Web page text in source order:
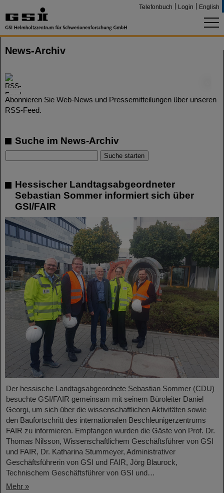
Telefonbuch Login English
News-Archiv
Abonnieren Sie Web-News und Pressemitteilungen über unseren
RSS-Feed.
Suche im News-Archiv
Hessischer Landtagsabgeordneter
Sebastian Sommer informiert sich über
GSI/FAIR
Der hessische Landtagsabgeordnete Sebastian Sommer (CDU)
besuchte GSI/FAIR gemeinsam mit seinem Büroleiter Daniel
Georgi, um sich über die wissenschaftlichen Aktivitäten sowie
den Baufortschritt des internationalen Beschleunigerzentrums
FAIR zu informieren. Empfangen wurden die Gäste von Prof. Dr.
Thomas Nilsson, Wissenschaftlichem Geschäftsführer von GSI
und FAIR, Dr. Katharina Stummeyer, Administrativer
Geschäftsführerin von GSI und FAIR, Jörg Blaurock,
Technischem Geschäftsführer von GSI und…
Mehr »